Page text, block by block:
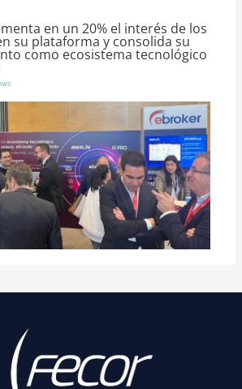
en un 20% el interés de los
su plataforma y consolida su
como ecosistema tecnológico